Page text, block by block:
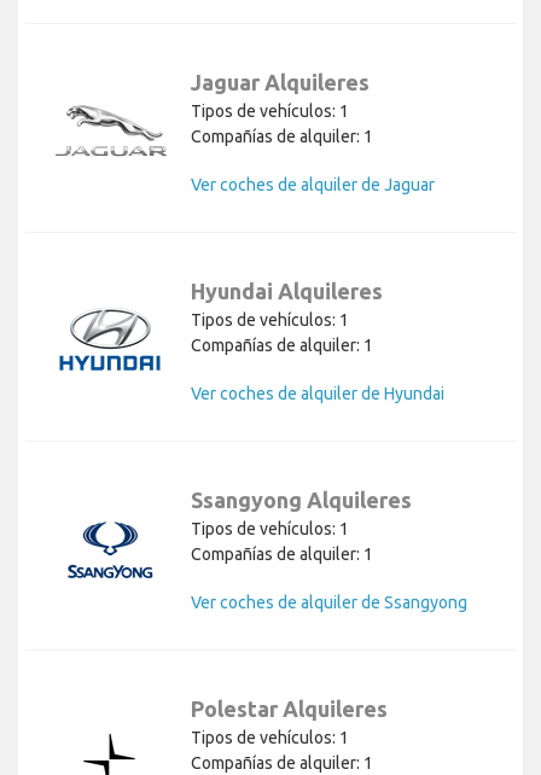
Jaguar Alquileres
Tipos de vehículos: 1
Compañías de alquiler: 1
Ver coches de alquiler de Jaguar
Hyundai Alquileres
Tipos de vehículos: 1
Compañías de alquiler: 1
Ver coches de alquiler de Hyundai
Ssangyong Alquileres
Tipos de vehículos: 1
Compañías de alquiler: 1
Ver coches de alquiler de Ssangyong
Polestar Alquileres
Tipos de vehículos: 1
Compañías de alquiler: 1